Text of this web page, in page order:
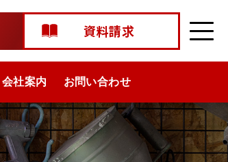
資料請求
会社案内 お問い合わせ